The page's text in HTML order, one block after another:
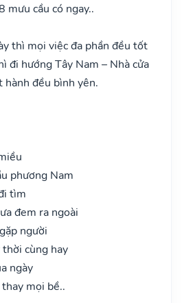
mưu cầu có ngay..
thì mọi việc đa phần đều tốt
đi hướng Tây Nam – Nhà cửa
đều bình yên.
phương Nam
tìm
đem ra ngoài
người
cùng hay
ngày
mọi bề..